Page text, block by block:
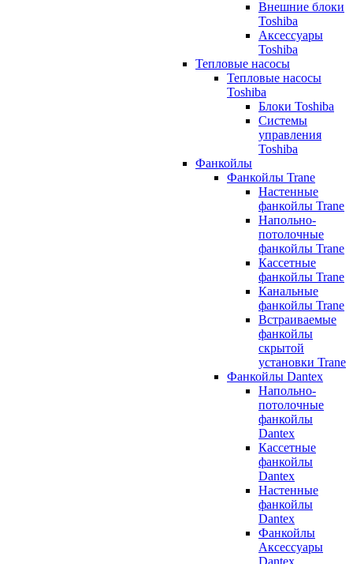
Внешние блоки
Toshiba
Аксессуары
Toshiba
Тепловые насосы
Тепловые насосы
Toshiba
Блоки Toshiba
Системы
управления
Toshiba
Фанкойлы
Фанкойлы Trane
Настенные
фанкойлы Trane
Напольно-
потолочные
фанкойлы Trane
Кассетные
фанкойлы Trane
Канальные
фанкойлы Trane
Встраиваемые
фанкойлы
скрытой
установки Trane
Фанкойлы Dantex
Напольно-
потолочные
фанкойлы
Dantex
Кассетные
фанкойлы
Dantex
Настенные
фанкойлы
Dantex
Фанкойлы
Аксессуары
Dantex